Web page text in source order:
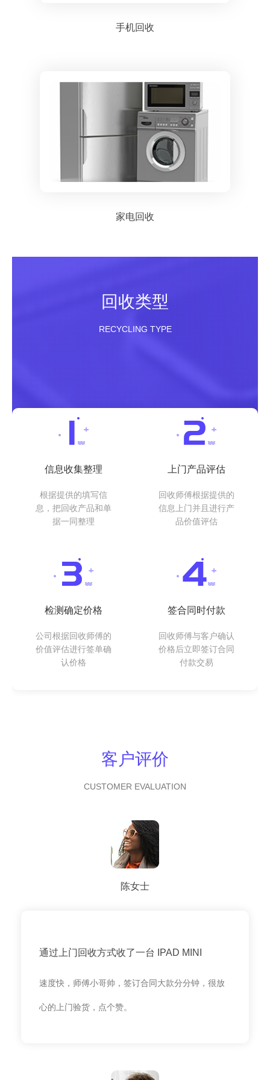
手机回收
家电回收
回收类型
RECYCLING TYPE
信息收集整理
根据提供的填写信
息，把回收产品和单
据一同整理
上门产品评估
回收师傅根据提供的
信息上门并且进行产
品价值评估
检测确定价格
公司根据回收师傅的
价值评估进行签单确
认价格
签合同时付款
回收师傅与客户确认
价格后立即签订合同
付款交易
客户评价
CUSTOMER EVALUATION
陈女士
通过上门回收方式收了一台 IPAD MINI
速度快，师傅小哥帅，签订合同大款分分钟，很放
心的上门验货，点个赞。